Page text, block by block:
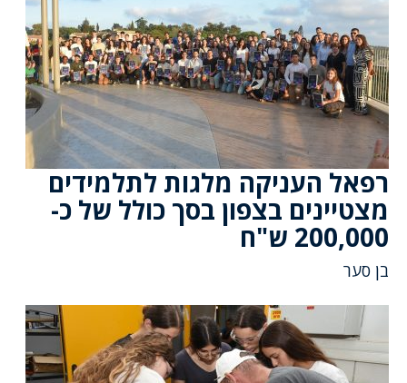
רפאל העניקה מלגות לתלמידים
מצטיינים בצפון בסך כולל של כ-
200,000 ש"ח
בן סער